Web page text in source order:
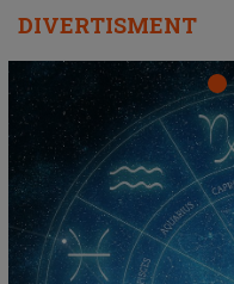
DIVERTISMENT